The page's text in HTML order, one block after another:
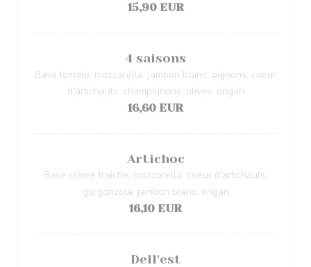
15,90 EUR
4 saisons
Base tomate, mozzarella, jambon blanc, oignons, coeur
d'artichauts, champignons, olives, origan
16,60 EUR
Artichoc
Base crème fraîche, mozzarella, coeur d'artichauts,
gorgonzola, jambon blanc, origan
16,10 EUR
Dell'est